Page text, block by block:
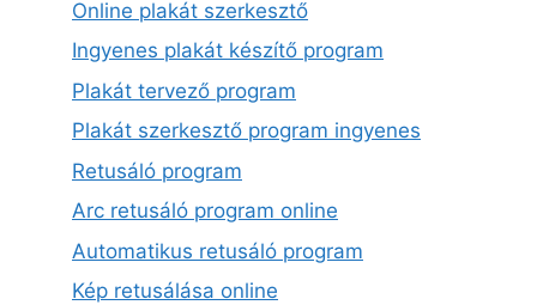
Online plakát szerkesztő
Ingyenes plakát készítő program
Plakát tervező program
Plakát szerkesztő program ingyenes
Retusáló program
Arc retusáló program online
Automatikus retusáló program
Kép retusálása online